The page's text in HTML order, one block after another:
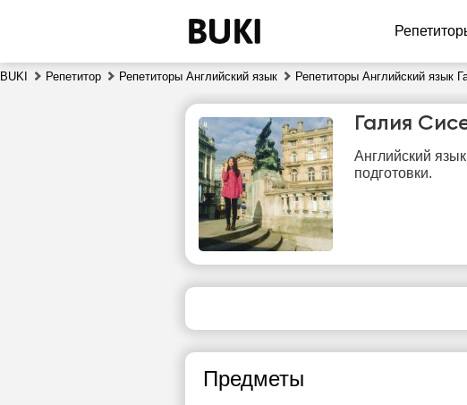
BUKI Репетитор Репетиторы Английский язык Репетиторы Английский язык
Галия
Английский
подготовки.
Предметы
пт
7
8
свободных
свободных